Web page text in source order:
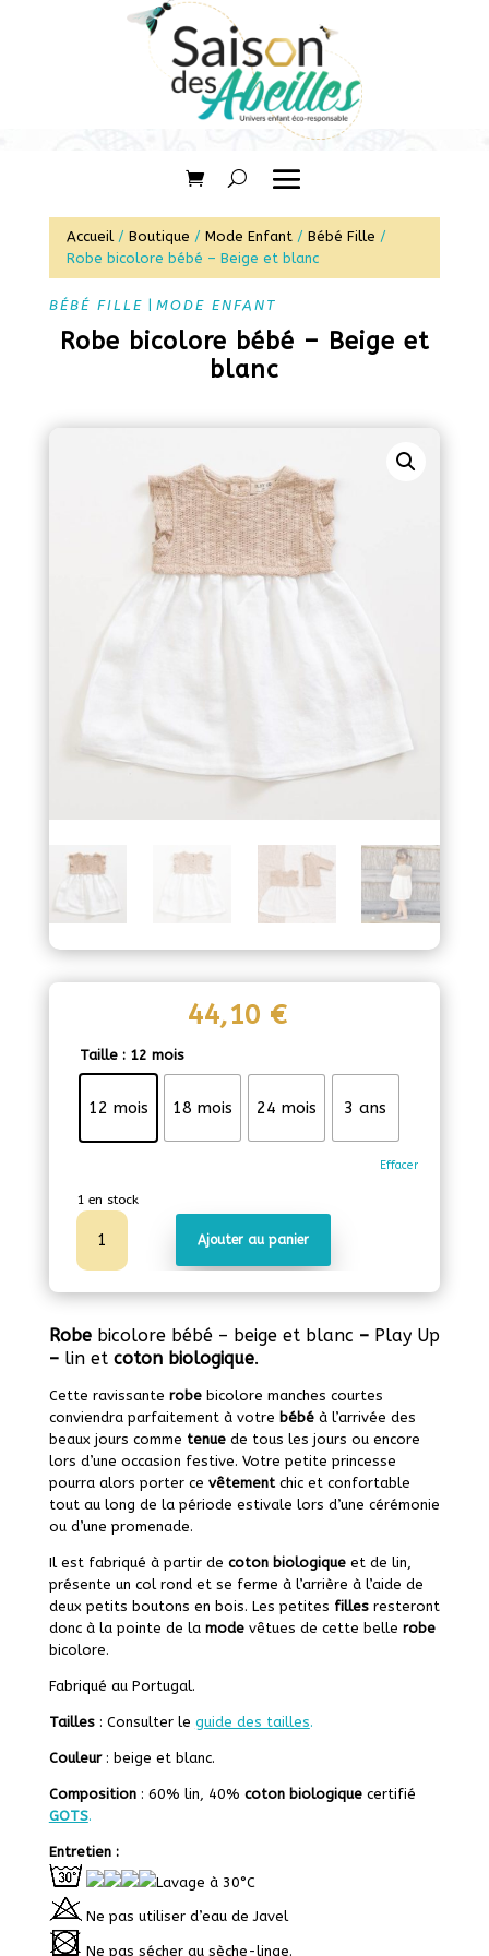
Accueil/ Boutique / Mode Enfant/ Bébé Fille /
Robe bicolore bébé – Beige et blanc
BÉBÉ FILLE MODE ENFANT
Robe bicolore bébé – Beige et
blanc
44,10 €
Taille : 12 mois
12 mois 18 mois 24 mois 3 ans
Effacer
1 en stock
quantité
Robe
-
Beige
blanc
Ajouter au panier
Robe bicolore bébé – beige et blanc – Play Up
– lin et coton biologique.
Cette ravissante robebicolore manches courtes
conviendra parfaitement à votre bébéà l’arrivée des
beaux jours comme tenuede tous les jours ou encore
lors d’une occasion festive. Votre petite princesse
pourra alors porter ce vêtementchic et confortable
tout au long de la période estivale lors d’une cérémonie
ou d’une promenade.
Il est fabriqué à partir de coton biologique et de lin,
présente un col rond et se ferme à l’arrière à l’aide de
deux petits boutons en bois. Les petites filles resteront
donc à la pointe de la modevêtues de cette belle robe
bicolore.
Fabriqué au Portugal.
Tailles: Consulter le guide des tailles.
Couleur: beige et blanc.
Composition: 60% lin, 40% coton biologiquecertifié
GOTS.
Entretien :
Lavage à 30°C
Ne pas utiliser d’eau de Javel
Ne pas sécher au sèche-linge.